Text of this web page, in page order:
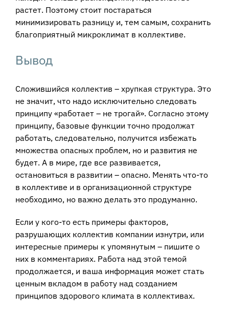
растет. Поэтому стоит постараться
минимизировать разницу и, тем самым, сохранить
благоприятный микроклимат в коллективе.
Вывод
Сложившийся коллектив – хрупкая структура. Это
не значит, что надо исключительно следовать
принципу «работает – не трогай». Согласно этому
принципу, базовые функции точно продолжат
работать, следовательно, получится избежать
множества опасных проблем, но и развития не
будет. А в мире, где все развивается,
остановиться в развитии – опасно. Менять что-то
в коллективе и в организационной структуре
необходимо, но важно делать это продуманно.
Если у кого-то есть примеры факторов,
разрушающих коллектив компании изнутри, или
интересные примеры к упомянутым – пишите о
них в комментариях. Работа над этой темой
продолжается, и ваша информация может стать
ценным вкладом в работу над созданием
принципов здорового климата в коллективах.